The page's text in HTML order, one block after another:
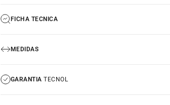
FICHA TECNICA
MEDIDAS
GARANTIA TECNOL